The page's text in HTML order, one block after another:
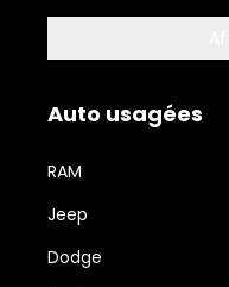
Auto usagées
RAM
Jeep
Dodge